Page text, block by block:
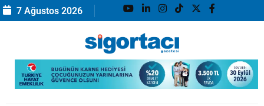
7 Ağustos 2026